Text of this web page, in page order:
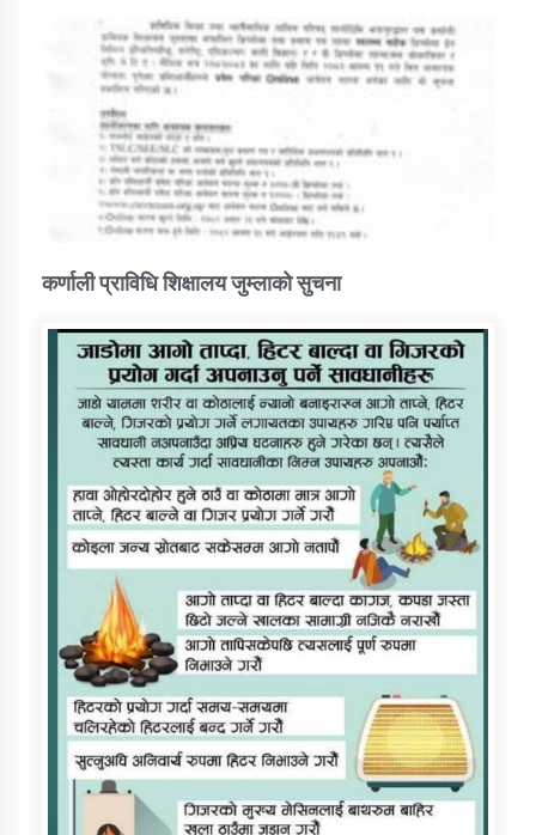
कर्णाली प्राविधि शिक्षालय जुम्लाको सुचना